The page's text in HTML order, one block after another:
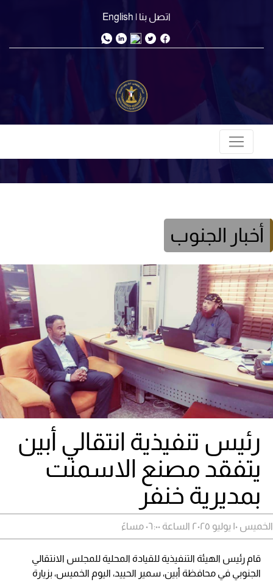
اتصل بنا | English
أخبار الجنوب
رئيس تنفيذية انتقالي أبين
يتفقد مصنع الاسمنت
بمديرية خنفر
الخميس ١٠ يوليو ٢٠٢٥ الساعة ٠٦:٠٠ مساءً
قام رئيس الهيئة التنفيذية للقيادة المحلية للمجلس الانتقالي
الجنوبي في محافظة أبين، سمير الحييد، اليوم الخميس، بزيارة